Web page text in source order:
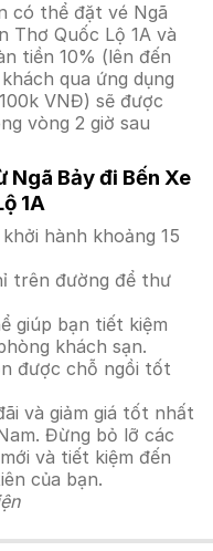
có thể đặt vé Ngã
Thơ Quốc Lộ 1A và
tiền 10% (lên đến
qua ứng dụng
VNĐ) sẽ được
vòng 2 giờ sau
Ngã Bảy đi Bến Xe
1A
hành khoảng 15
trên đường để thư
giúp bạn tiết kiệm
khách sạn.
được chỗ ngồi tốt
và giảm giá tốt nhất
Đừng bỏ lỡ các
và tiết kiệm đến
của bạn.